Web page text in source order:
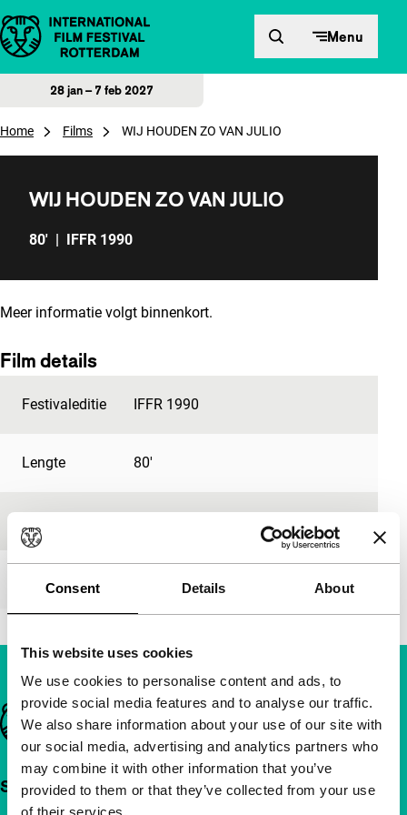
Consent Details About
This website uses cookies
We use cookies to personalise content and ads, to
provide social media features and to analyse our traffic.
We also share information about your use of our site with
our social media, advertising and analytics partners who
may combine it with other information that you’ve
provided to them or that they’ve collected from your use
of their services.
Direct naar inhoud Menu
28 jan – 7 feb 2027
Home Films WIJ HOUDEN ZO VAN JULIO
WIJ HOUDEN ZO VAN JULIO
80' | IFFR 1990
Meer informatie volgt binnenkort.
Film details
Festivaleditie IFFR 1990
Lengte 80'
Première status
Belangrijke links
Snel naar